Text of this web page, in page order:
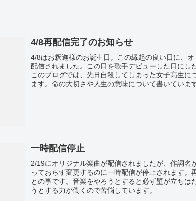
4/8再配信完了のお知らせ
4/8はお釈迦様のお誕生日。この縁起の良い日に、
配信されました。この日を歌手デビューした日にし
このブログでは、先日自殺してしまった女子高生に
ます。命の大切さや人生の意味について書いています
一時配信停止
2/19にオリジナル楽曲が配信されましたが、作詞名
っておらず変更するのに一時配信が停止されます。
との事です。音楽をやろうとすると必ず壁が立ちは
うとする力が働くので苦悩しています。